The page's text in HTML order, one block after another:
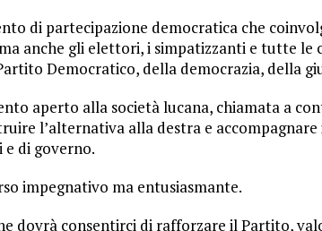
di partecipazione democratica che
anche gli elettori, i simpatizzanti e tutte le
Democratico, della democrazia, della
aperto alla società lucana, chiamata a
l’alternativa alla destra e
di governo.
impegnativo ma entusiasmante.
dovrà consentirci di rafforzare il Partito,